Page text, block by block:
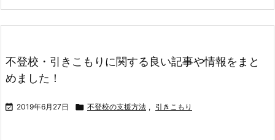
不登校・引きこもりに関する良い記事や情報をまと
めました！
 2019年6月27日  不登校の支援方法 , 引きこもり